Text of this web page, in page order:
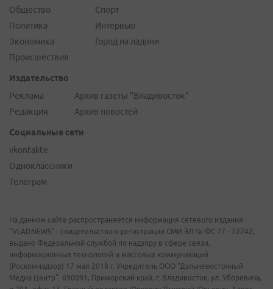
Общество
Политика
Экономика
Происшествия
Спорт
Интервью
Город на ладони
Издательство
Реклама
Редакция
Архив газеты "Владивосток"
Архив новостей
Социальные сети
vkontakte
Одноклассники
Телеграм
На данном сайте распространяется информация сетевого издания
"VLADNEWS" - свидетельство о регистрации СМИ ЭЛ № ФС 77 - 72742,
выдано Федеральной службой по надзору в сфере связи,
информационных технологий и массовых коммуникаций
(Роскомнадзор) 17 мая 2018 г. Учредитель ООО "Дальневосточный
Медиа Центр". 690091, Приморский край, г. Владивосток, ул. Уборевича,